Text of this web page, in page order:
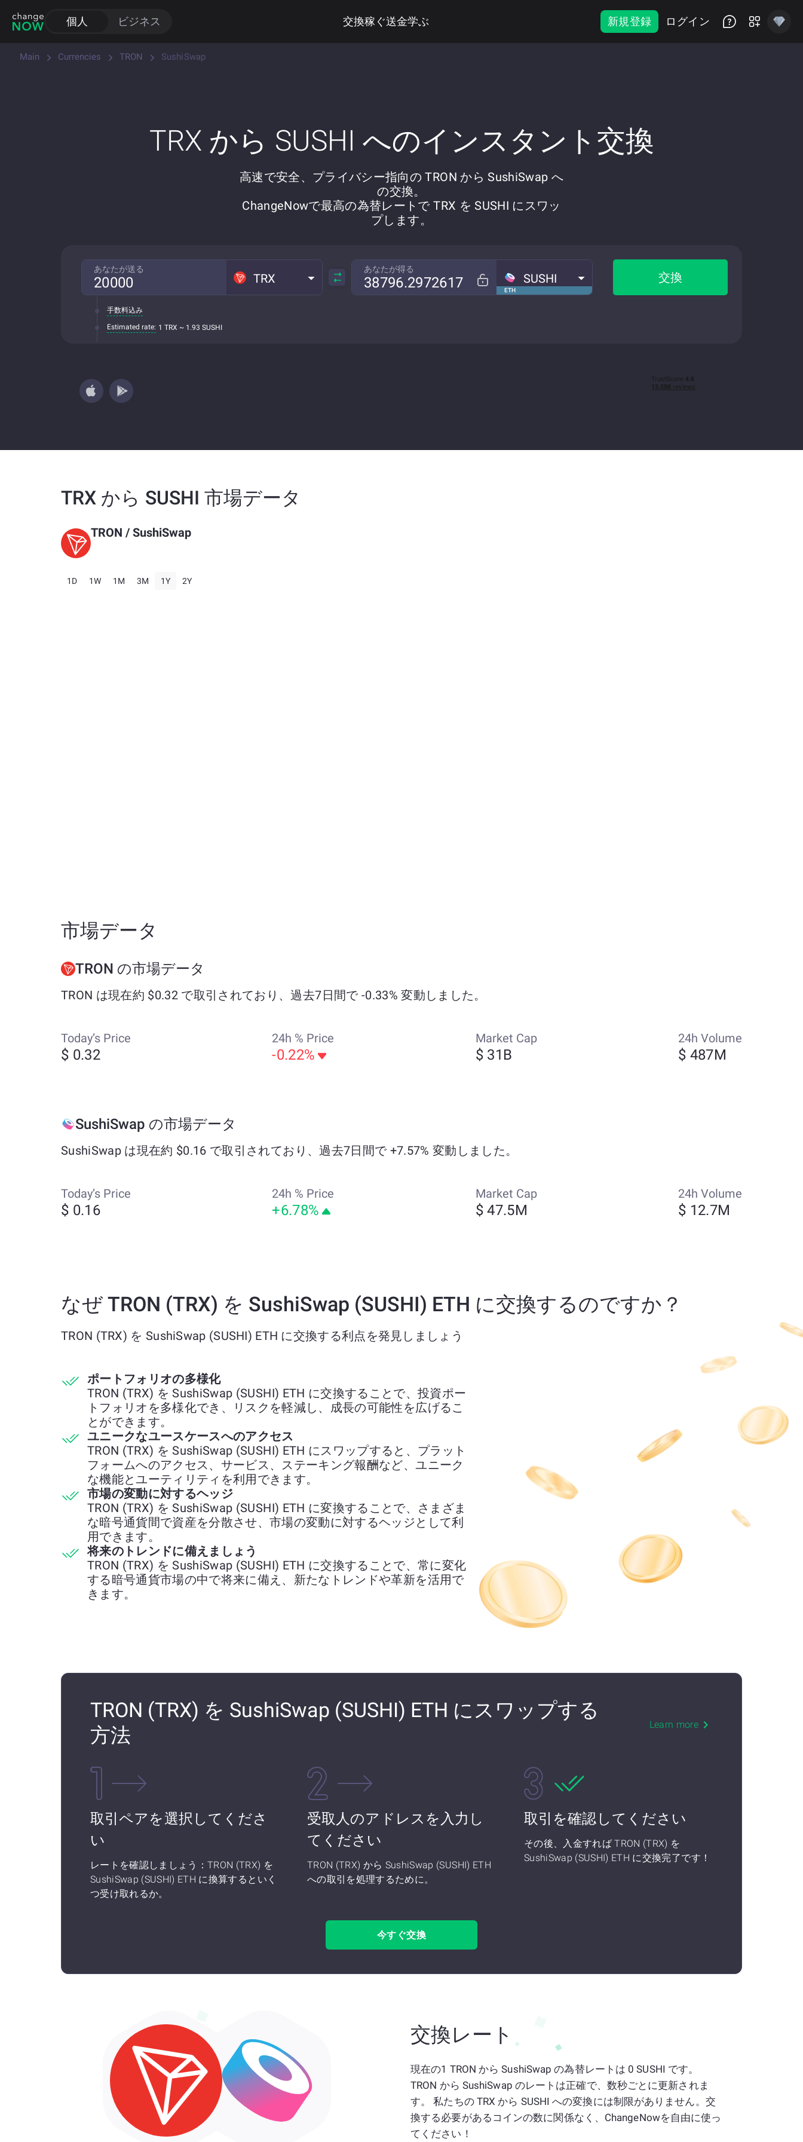
個人 ビジネス 交換稼ぐ送金学ぶ 新規登録 ログイン
Main Currencies TRON SushiSwap
TRX から SUSHI へのインスタント交換
高速で安全、プライバシー指向の TRON から SushiSwap へ
の交換。
ChangeNowで最高の為替レートで TRX を SUSHI にスワッ
プします。
あなたが送る
TRX
手数料込み
Estimated rate: 1 TRX ~ 1.93 SUSHI
あなたが得る
ETH
SUSHI 交換
TRX から SUSHI 市場データ
TRON / SushiSwap
1D 1W 1M 3M 1Y 2Y
市場データ
TRON の市場データ
TRON は現在約 $0.32 で取引されており、過去7日間で -0.33% 変動しました。
Today’s Price
$ 0.32
24h % Price
-0.22%
Market Cap
$ 31B
24h Volume
$ 487M
SushiSwap の市場データ
SushiSwap は現在約 $0.16 で取引されており、過去7日間で +7.57% 変動しました。
Today’s Price
$ 0.16
24h % Price
+6.78%
Market Cap
$ 47.5M
24h Volume
$ 12.7M
なぜ TRON (TRX) を SushiSwap (SUSHI) ETH に交換するのですか？
TRON (TRX) を SushiSwap (SUSHI) ETH に交換する利点を発見しましょう
ポートフォリオの多様化
TRON (TRX) を SushiSwap (SUSHI) ETH に交換することで、投資ポー
トフォリオを多様化でき、リスクを軽減し、成長の可能性を広げるこ
とができます。
ユニークなユースケースへのアクセス
TRON (TRX) を SushiSwap (SUSHI) ETH にスワップすると、プラット
フォームへのアクセス、サービス、ステーキング報酬など、ユニーク
な機能とユーティリティを利用できます。
市場の変動に対するヘッジ
TRON (TRX) を SushiSwap (SUSHI) ETH に変換することで、さまざま
な暗号通貨間で資産を分散させ、市場の変動に対するヘッジとして利
用できます。
将来のトレンドに備えましょう
TRON (TRX) を SushiSwap (SUSHI) ETH に交換することで、常に変化
する暗号通貨市場の中で将来に備え、新たなトレンドや革新を活用で
きます。
TRON (TRX) を SushiSwap (SUSHI) ETH にスワップする
方法
Learn more
取引ペアを選択してくださ
い
レートを確認しましょう：TRON (TRX) を
SushiSwap (SUSHI) ETH に換算するといく
つ受け取れるか。
受取人のアドレスを入力し
てください
TRON (TRX) から SushiSwap (SUSHI) ETH
への取引を処理するために。
取引を確認してください
その後、入金すれば TRON (TRX) を
SushiSwap (SUSHI) ETH に交換完了です！
今すぐ交換
交換レート
現在の1 TRON から SushiSwap の為替レートは 0 SUSHI です。
TRON から SushiSwap のレートは正確で、数秒ごとに更新されま
す。 私たちの TRX から SUSHI への変換には制限がありません。交
換する必要があるコインの数に関係なく、ChangeNowを自由に使っ
てください！